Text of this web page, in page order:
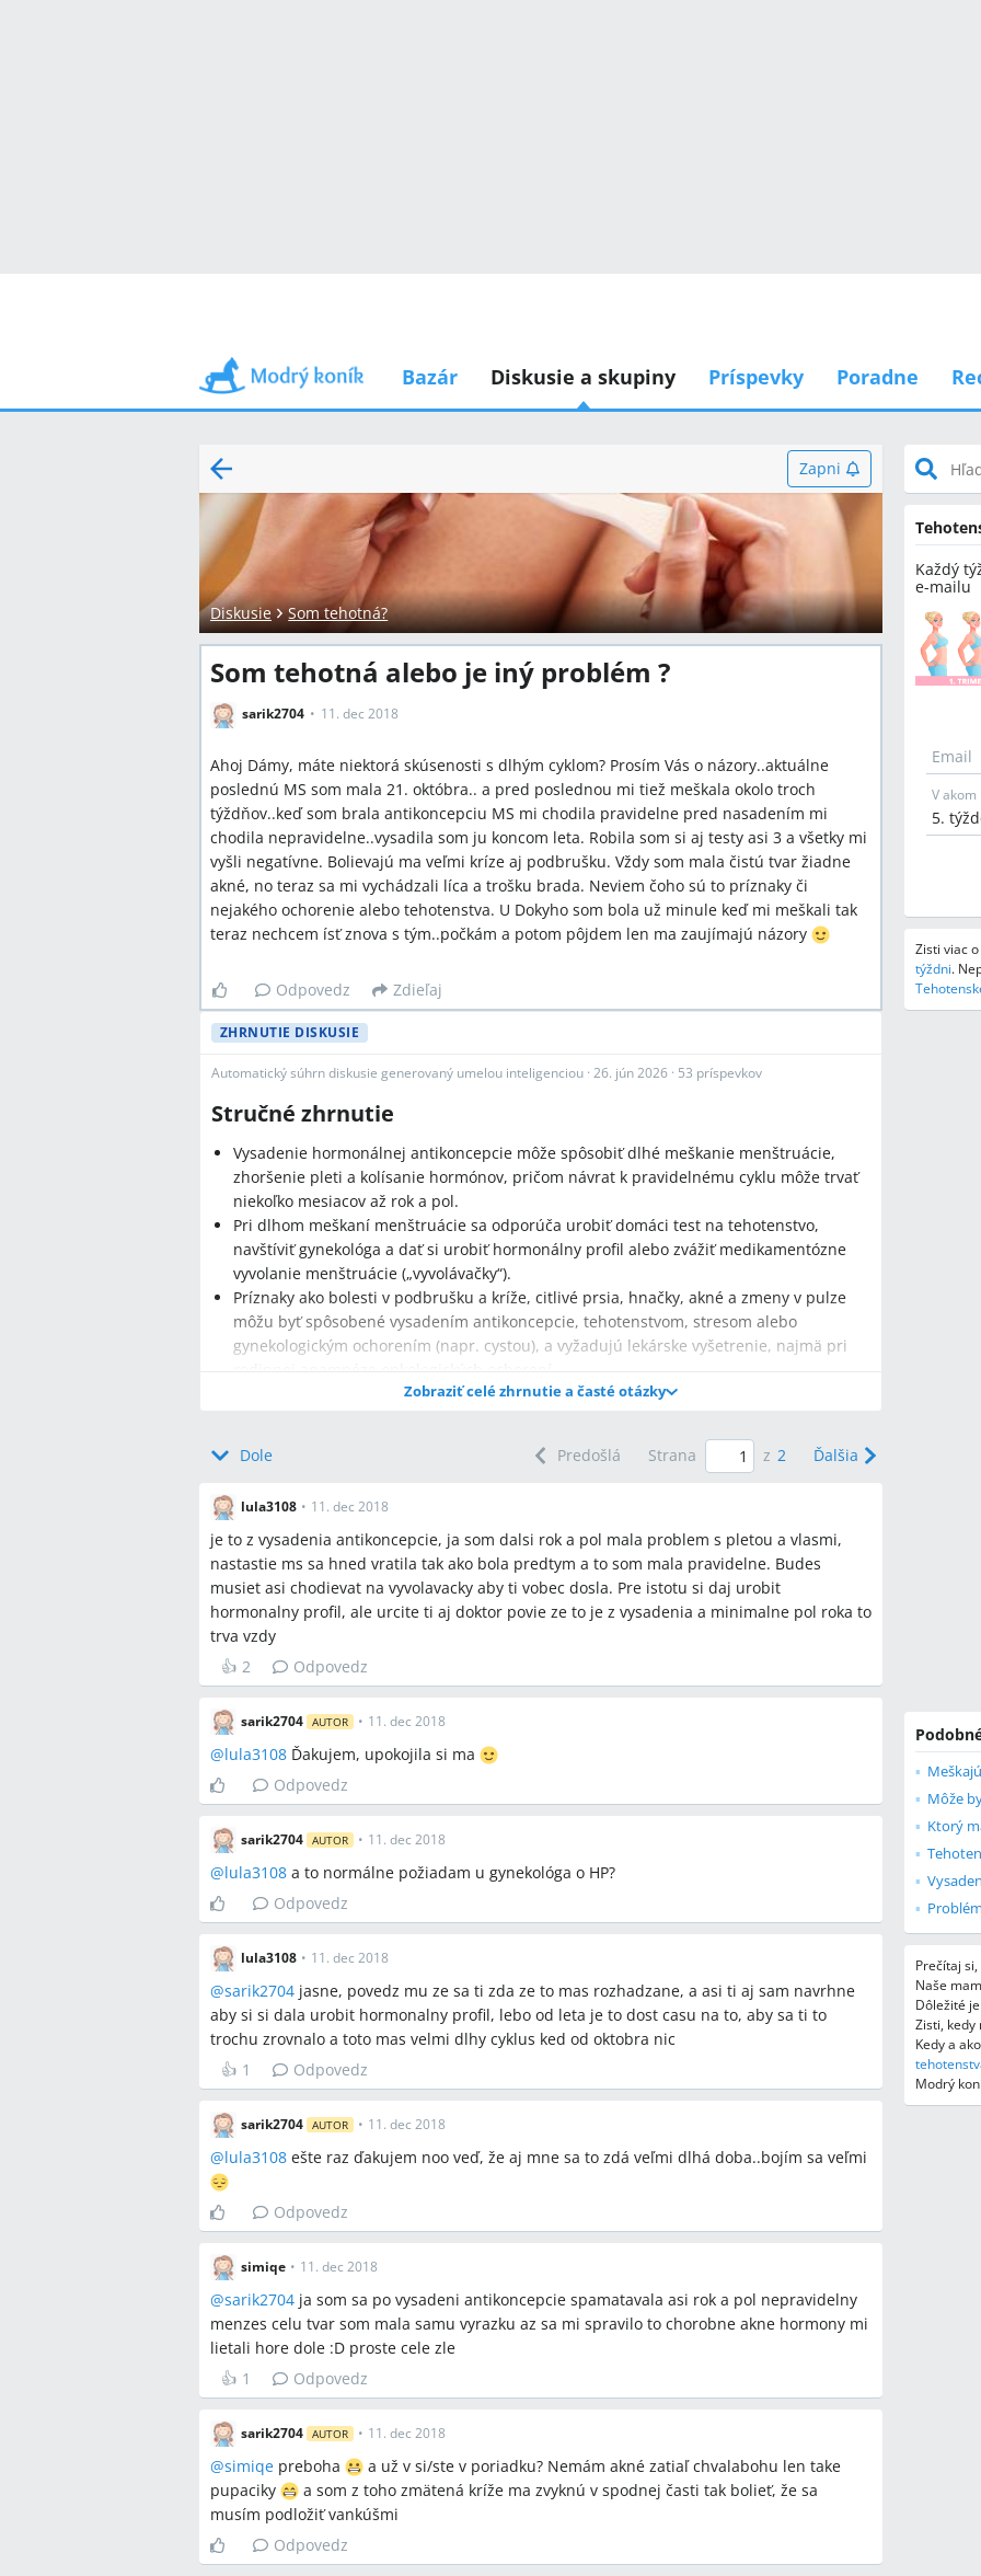
Bazár Diskusie a skupiny Príspevky Poradne
Zapni
Diskusie Som tehotná?
Som tehotná alebo je iný problém ?
sarik2704 11. dec 2018
Ahoj Dámy, máte niektorá skúsenosti s dlhým cyklom? Prosím Vás o názory..aktuálne
poslednú MS som mala 21. októbra.. a pred poslednou mi tiež meškala okolo troch
týždňov..keď som brala antikoncepciu MS mi chodila pravidelne pred nasadením mi
chodila nepravidelne..vysadila som ju koncom leta. Robila som si aj testy asi 3 a všetky mi
vyšli negatívne. Bolievajú ma veľmi kríze aj podbrušku. Vždy som mala čistú tvar žiadne
akné, no teraz sa mi vychádzali líca a trošku brada. Neviem čoho sú to príznaky či
nejakého ochorenie alebo tehotenstva. U Dokyho som bola už minule keď mi meškali tak
teraz nechcem ísť znova s tým..počkám a potom pôjdem len ma zaujímajú názory
Odpovedz Zdieľaj
ZHRNUTIE DISKUSIE
Automatický súhrn diskusie generovaný umelou inteligenciou · 26. jún 2026 · 53 príspevkov
Stručné zhrnutie
Vysadenie hormonálnej antikoncepcie môže spôsobiť dlhé meškanie menštruácie,
zhoršenie pleti a kolísanie hormónov, pričom návrat k pravidelnému cyklu môže trvať
niekoľko mesiacov až rok a pol.
Pri dlhom meškaní menštruácie sa odporúča urobiť domáci test na tehotenstvo,
navštíviť gynekológa a dať si urobiť hormonálny profil alebo zvážiť medikamentózne
vyvolanie menštruácie („vyvolávačky“).
Príznaky ako bolesti v podbrušku a kríže, citlivé prsia, hnačky, akné a zmeny v pulze
môžu byť spôsobené vysadením antikoncepcie, tehotenstvom, stresom alebo
gynekologickým ochorením (napr. cystou), a vyžadujú lekárske vyšetrenie, najmä pri
Q:Ako dlho môže trvať návrat menštrácie po vysadení hormonálnej antikoncepcie?
A: V diskusii ženy uvádzali, že návrat môže trvať „niekoľko mesiacov“ až „rok a pol“, takže
očakávaný časový rámec je od niekoľkých mesiacov do ~18 mesiacov.
Q:Kedy mám ísť na gynekológiu pri meškaní menštruácie?
A:V diskusii odporúčali navštíviť gynekológa pri opakovanom meškaní, už po druhom
mesiaci meškania alebo ak sú výrazné symptómy; gynekológ môže odporučiť testy alebo
liečbu.
Q:Aké vyšetrenia môže gynekológ navrhnúť pri dlhom meškaní?
A:Diskutujúce uviedli hormonálny profil ako štandardný test, možnosť
medikamentózneho vyvolania menštruácie („vyvolávačky“) a vyšetrenia na vylúčenie cysty
alebo iného gynekologického problému.
Q:Sú domáce tehotenské testy spoľahlivé pri dlhom meškaní?
A:V diskusii tri negatívne domáce testy považovali za silný indikátor neprítomnosti
tehotenstva, ale zároveň odporúčali odborné vyšetrenie, ak pretrváva neistota alebo
symptómy.
A:Viaceré ženy v diskusii hlásili zhoršenie pleti a problém s vlasmi po vysadení
antikoncepcie, pričom tieto symptómy nemusia byť trvalé a telo sa môže časom upraviť.
Q:Čo robiť pri rodinnej anamnéze rakoviny prsníka alebo krčka maternice?
A:V diskusii odporúčali pravidelné kontroly u gynekológa a včasné vyšetrenia; jedna z
účastníčok uviedla, že jej babka chodí pravidelne na kontroly.
Závery z diskusie
Zhoda
Vysadenie hormonálnej antikoncepcie môže viesť k dlhému meškaniu menštruácie a
Odporúčaný postup pri dlhom meškaní je spraviť tehotenský test, navštíviť gynekológa
a zrealizovať hormonálny profil.
Pri pretrvávajúcich symptómoch gynekológ môže zvážiť medikamentózne vyvolanie
menštruácie („vyvolávačky“) alebo ďalšie vyšetrenia.
Sporné názory
Príznaky (bolesti v podbrušku, akné, zmeny pulzu) sú buď výsledkom vysadenia
antikoncepcie, alebo príznakom tehotenstva/gynekologického ochorenia (napr. cysty);
diskusia uvádza obe vysvetlenia vedľa seba.
Otvorené otázky
Zobraziť celé zhrnutie a časté otázky
Dole Predošlá Strana z 2 Ďalšia
lula3108 • 11. dec 2018
je to z vysadenia antikoncepcie, ja som dalsi rok a pol mala problem s pletou a vlasmi,
nastastie ms sa hned vratila tak ako bola predtym a to som mala pravidelne. Budes
musiet asi chodievat na vyvolavacky aby ti vobec dosla. Pre istotu si daj urobit
hormonalny profil, ale urcite ti aj doktor povie ze to je z vysadenia a minimalne pol roka to
trva vzdy
👍 2 Odpovedz
sarik2704 AUTOR • 11. dec 2018
@lula3108 Ďakujem, upokojila si ma
Odpovedz
sarik2704 AUTOR • 11. dec 2018
@lula3108 a to normálne požiadam u gynekológa o HP?
Odpovedz
lula3108 • 11. dec 2018
@sarik2704 jasne, povedz mu ze sa ti zda ze to mas rozhadzane, a asi ti aj sam navrhne
aby si si dala urobit hormonalny profil, lebo od leta je to dost casu na to, aby sa ti to
trochu zrovnalo a toto mas velmi dlhy cyklus ked od oktobra nic
👍 1 Odpovedz
sarik2704 AUTOR • 11. dec 2018
@lula3108 ešte raz ďakujem noo veď, že aj mne sa to zdá veľmi dlhá doba..bojím sa veľmi
Odpovedz
simiqe • 11. dec 2018
@sarik2704 ja som sa po vysadeni antikoncepcie spamatavala asi rok a pol nepravidelny
menzes celu tvar som mala samu vyrazku az sa mi spravilo to chorobne akne hormony mi
lietali hore dole :D proste cele zle
👍 1 Odpovedz
sarik2704 AUTOR • 11. dec 2018
@simiqe preboha
a už v si/ste v poriadku? Nemám akné zatiaľ chvalabohu len take
pupaciky
a som z toho zmätená kríže ma zvyknú v spodnej časti tak bolieť, že sa
musím podložiť vankúšmi
Odpovedz
Každý
e-mailu
Email
V
Zisti viac
týždni.
Ktorý
Prečítaj
Naše
Dôležité
Zisti, kedy
Kedy a
Modrý